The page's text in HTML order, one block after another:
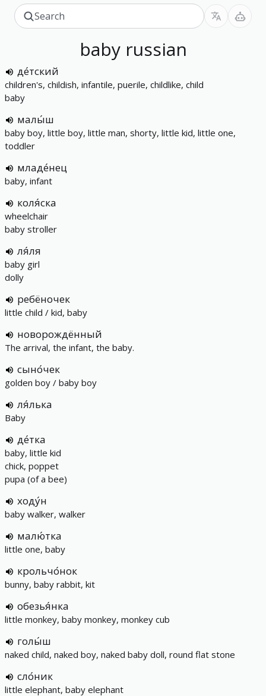
baby russian
де́тский
children's, childish, infantile, puerile, childlike, child
baby
малы́ш
baby boy, little boy, little man, shorty, little kid, little one,
toddler
младе́нец
baby, infant
коля́ска
wheelchair
baby stroller
ля́ля
baby girl
dolly
ребёночек
little child / kid, baby
новорождённый
The arrival, the infant, the baby.
сыно́чек
golden boy / baby boy
ля́лька
Baby
де́тка
baby, little kid
chick, poppet
pupa (of a bee)
ходу́н
baby walker, walker
малю́тка
little one, baby
крольчо́нок
bunny, baby rabbit, kit
обезья́нка
little monkey, baby monkey, monkey cub
голы́ш
naked child, naked boy, naked baby doll, round flat stone
сло́ник
little elephant, baby elephant